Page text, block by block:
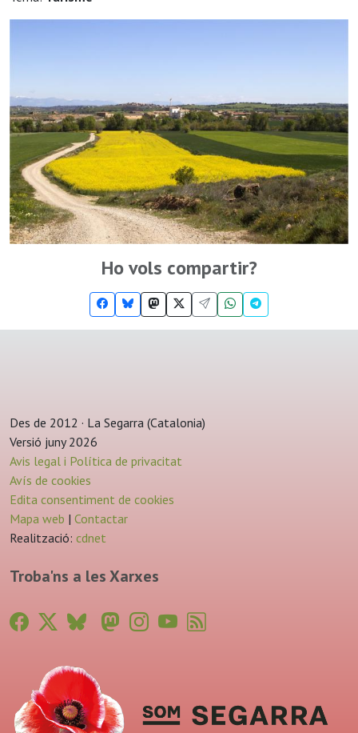
Ho vols compartir?
Des de 2012 · La Segarra (Catalonia)
Versió juny 2026
Avis legal i Política de privacitat
Avís de cookies
Edita consentiment de cookies
Mapa web | Contactar
Realització: cdnet
Troba'ns a les Xarxes